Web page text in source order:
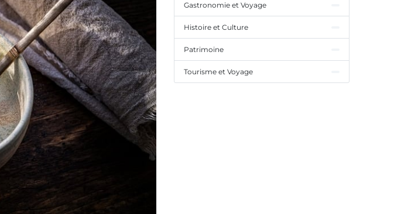
Gastronomie et Voyage
Histoire et Culture
Patrimoine
Tourisme et Voyage